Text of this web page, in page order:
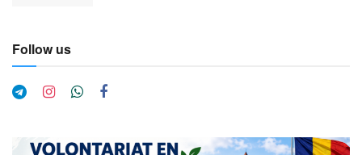
Follow us